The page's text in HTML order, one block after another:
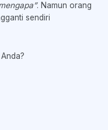
. Namun orang
sendiri